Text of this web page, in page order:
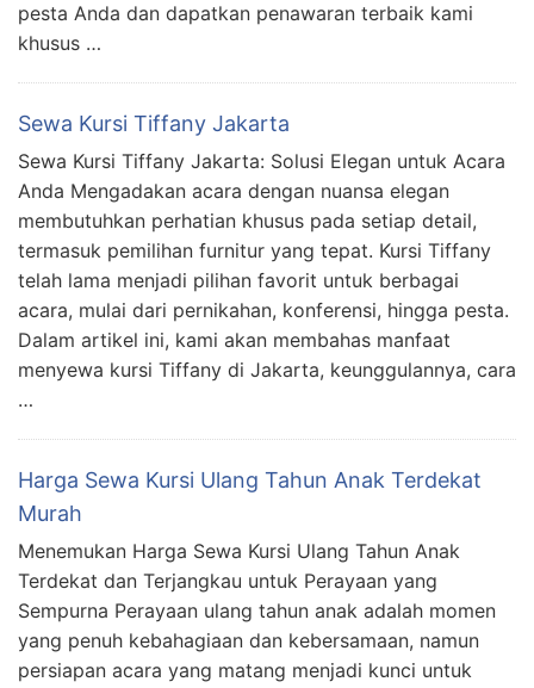
pesta Anda dan dapatkan penawaran terbaik kami
khusus …
Sewa Kursi Tiffany Jakarta
Sewa Kursi Tiffany Jakarta: Solusi Elegan untuk Acara
Anda Mengadakan acara dengan nuansa elegan
membutuhkan perhatian khusus pada setiap detail,
termasuk pemilihan furnitur yang tepat. Kursi Tiffany
telah lama menjadi pilihan favorit untuk berbagai
acara, mulai dari pernikahan, konferensi, hingga pesta.
Dalam artikel ini, kami akan membahas manfaat
menyewa kursi Tiffany di Jakarta, keunggulannya, cara
…
Harga Sewa Kursi Ulang Tahun Anak Terdekat
Murah
Menemukan Harga Sewa Kursi Ulang Tahun Anak
Terdekat dan Terjangkau untuk Perayaan yang
Sempurna Perayaan ulang tahun anak adalah momen
yang penuh kebahagiaan dan kebersamaan, namun
persiapan acara yang matang menjadi kunci untuk